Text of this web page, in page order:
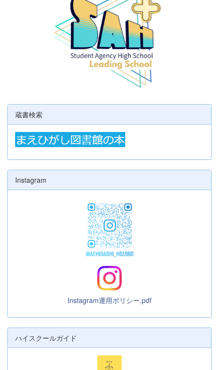
蔵書検索
Instagram
Instagram運用ポリシー.pdf
ハイスクールガイド